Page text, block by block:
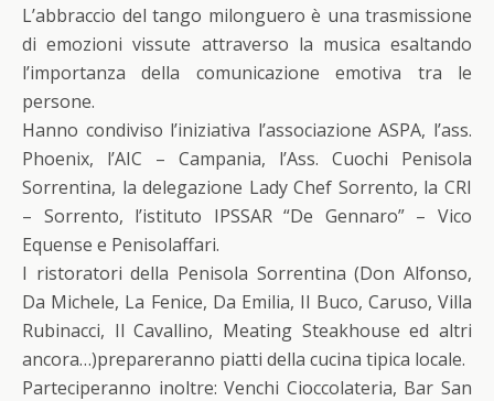
L’abbraccio del tango milonguero è una trasmissione
di emozioni vissute attraverso la musica esaltando
l’importanza della comunicazione emotiva tra le
persone.
Hanno condiviso l’iniziativa l’associazione ASPA, l’ass.
Phoenix, l’AIC – Campania, l’Ass. Cuochi Penisola
Sorrentina, la delegazione Lady Chef Sorrento, la CRI
– Sorrento, l’istituto IPSSAR “De Gennaro” – Vico
Equense e Penisolaffari.
I ristoratori della Penisola Sorrentina (Don Alfonso,
Da Michele, La Fenice, Da Emilia, Il Buco, Caruso, Villa
Rubinacci, Il Cavallino, Meating Steakhouse ed altri
ancora…)prepareranno piatti della cucina tipica locale.
Parteciperanno inoltre: Venchi Cioccolateria, Bar San